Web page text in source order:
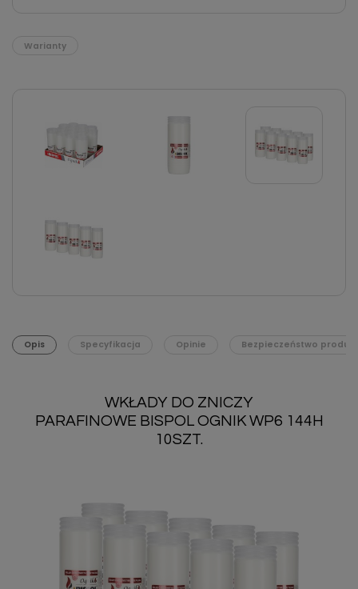
Warianty
Opis Specyfikacja Opinie Bezpieczeństwo
WKŁADY DO ZNICZY
PARAFINOWE BISPOL OGNIK WP6 144H
10SZT.